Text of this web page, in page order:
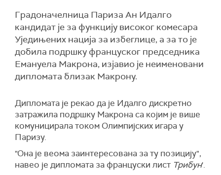
Градоначелница Париза Ан Идалго
кандидат је за функцију високог комесара
Уједињених нација за избеглице, а за то је
добила подршку француског председника
Емануела Макрона, изјавио је неименовани
дипломата близак Макрону.
Дипломата је рекао да је Идалго дискретно
затражила подршку Макрона са којим је више
комуницирала током Олимпијских игара у
Паризу.
"Она је веома заинтересована за ту позицију",
навео је дипломата за француски лист Трибун'.